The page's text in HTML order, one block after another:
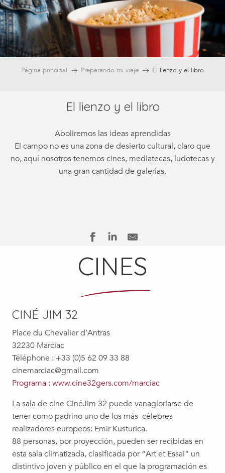
Página principal Preparando mi viaje El lienzo y el libro
El lienzo y el libro
Aboliremos las ideas aprendidas
El campo no es una zona de desierto cultural, claro que
no, aquí nosotros tenemos cines, mediatecas, ludotecas y
una gran cantidad de galerías.
CINES
CINÉ JIM 32
Place du Chevalier d’Antras
32230 Marciac
Téléphone : +33 (0)5 62 09 33 88
cinemarciac@gmail.com
Programa : www.cine32gers.com/marciac
La sala de cine CinéJim 32 puede vanagloriarse de
tener como padrino uno de los más célebres
realizadores europeos: Emir Kusturica.
88 personas, por proyección, pueden ser recibidas en
esta sala climatizada, clasificada por “Art et Essai” un
distintivo joven y público en el que la programación es